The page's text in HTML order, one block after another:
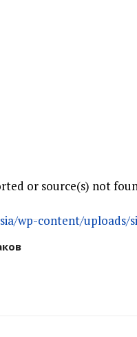
or source(s) not
wp-content/uploads/
чтобы увеличить